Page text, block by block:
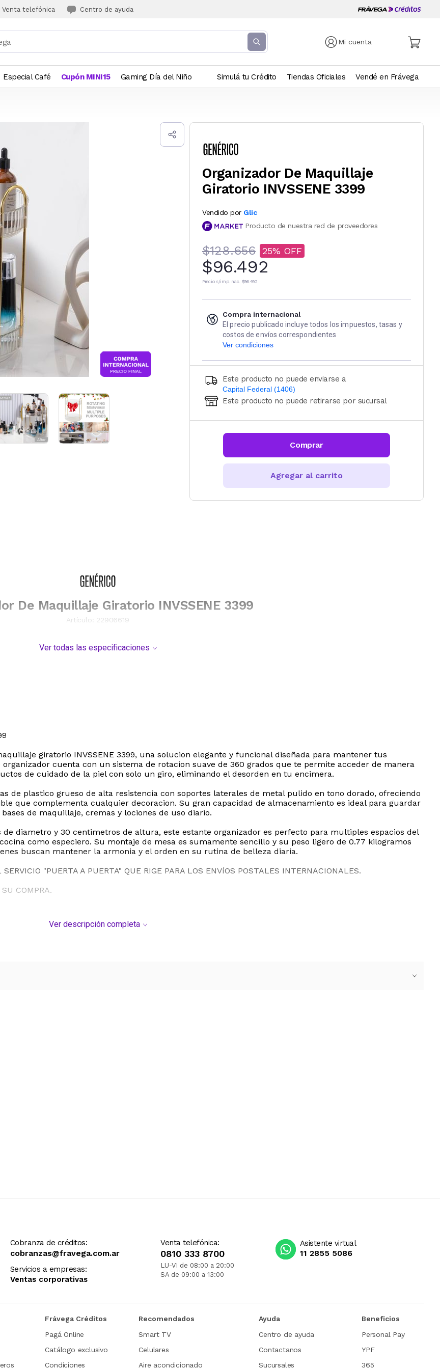
Venta telefónica Centro de ayuda
Mi cuenta
Especial Café Cupón MINI15 Gaming Día del Niño Simulá tu Crédito Tiendas Oficiales Vendé en Frávega
Organizador De Maquillaje
Giratorio INVSSENE 3399
Vendido por Glic
Producto de nuestra red de proveedores
$128.656 25
$96.492
Precio s/imp. nac. $96.492
Compra internacional
El precio publicado incluye todos los impuestos, tasas y
costos de envíos correspondientes
Ver condiciones
Este producto no puede enviarse a
Capital Federal (1406)
Ingresá código postal (sólo números)
CALCULAR
Este producto no puede retirarse por sucursal
Comprar
Agregar al carrito
De Maquillaje Giratorio INVSSENE 3399
Artículo: 22906619
Ver todas las especificaciones
giratorio INVSSENE 3399, una solucion elegante y funcional diseñada para mantener tus
cuenta con un sistema de rotacion suave de 360 grados que te permite acceder de manera
de cuidado de la piel con solo un giro, eliminando el desorden en tu encimera.
de plastico grueso de alta resistencia con soportes laterales de metal pulido en tono dorado, ofreciendo
que complementa cualquier decoracion. Su gran capacidad de almacenamiento es ideal para guardar
de maquillaje, cremas y lociones de uso diario.
diametro y 30 centimetros de altura, este estante organizador es perfecto para multiples espacios del
como especiero. Su montaje de mesa es sumamente sencillo y su peso ligero de 0.77 kilogramos
buscan mantener la armonia y el orden en su rutina de belleza diaria.
"PUERTA A PUERTA" QUE RIGE PARA LOS ENVíOS POSTALES INTERNACIONALES.
COMPRA.
Ver descripción completa
Cobranza de créditos:
cobranzas@fravega.com.ar
Servicios a empresas:
Ventas corporativas
Venta telefónica:
0810 333 8700
LU-VI de 08:00 a 20:00
SA de 09:00 a 13:00
Asistente virtual
11 2855 5086
Frávega Créditos
Pagá Online
Catálogo exclusivo
Condiciones
Recomendados
Smart TV
Celulares
Aire acondicionado
Ayuda
Centro de ayuda
Contactanos
Sucursales
Beneficios
Personal Pay
YPF
365